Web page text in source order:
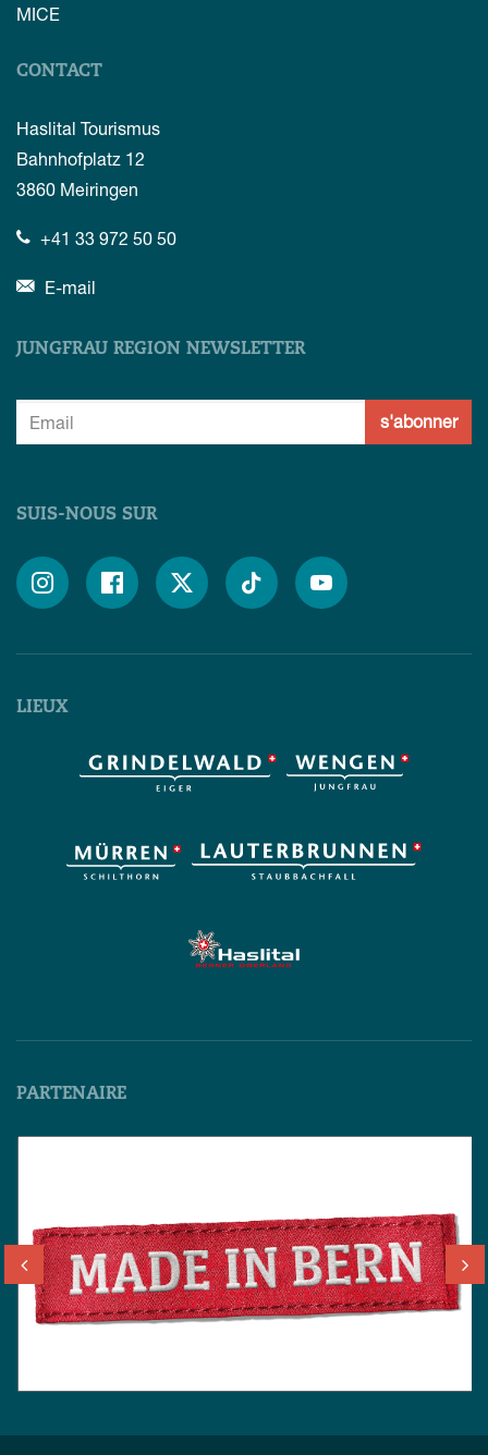
MICE
CONTACT
Haslital Tourismus
Bahnhofplatz 12
3860 Meiringen
+41 33 972 50 50
E-mail
JUNGFRAU REGION NEWSLETTER
s'abonner
SUIS-NOUS SUR
    
LIEUX
PARTENAIRE
English